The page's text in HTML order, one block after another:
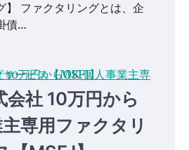
】 ファクタリングとは、企
債…
会社 10万円から
専用ファクタリ